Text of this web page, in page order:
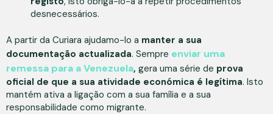
desnecessários.
A partir da Curiara ajudamo-lo a manter a sua
documentação actualizada. Sempre enviar uma
remessa para a Venezuela, gera uma série de prova
oficial de que a sua atividade económica é legítima. Isto
mantém ativa a ligação com a sua família e a sua
responsabilidade como migrante.